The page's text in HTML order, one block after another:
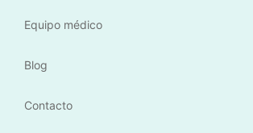
Equipo médico
Blog
Contacto